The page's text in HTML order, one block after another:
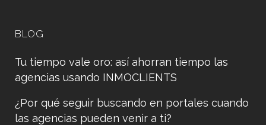
BLOG
Tu tiempo vale oro: así ahorran tiempo las
agencias usando INMOCLIENTS
¿Por qué seguir buscando en portales cuando
las agencias pueden venir a ti?